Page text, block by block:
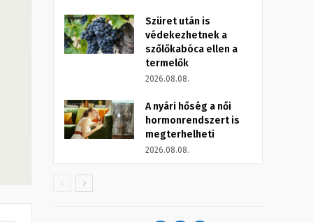
Szüret után is
védekezhetnek a
szőlőkabóca ellen a
termelők
2026.08.08.
A nyári hőség a női
hormonrendszert is
megterhelheti
2026.08.08.